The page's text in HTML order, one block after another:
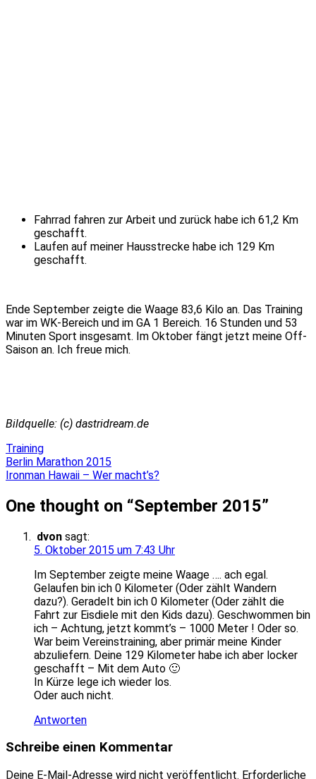
Fahrrad fahren zur Arbeit und zurück habe ich 61,2 Km
geschafft.
Laufen auf meiner Hausstrecke habe ich 129 Km
geschafft.
Ende September zeigte die Waage 83,6 Kilo an. Das Training
war im WK-Bereich und im GA 1 Bereich. 16 Stunden und 53
Minuten Sport insgesamt. Im Oktober fängt jetzt meine Off-
Saison an. Ich freue mich.
Bildquelle: (c) dastridream.de
Training
Beitragsnavigation
Berlin Marathon 2015
Ironman Hawaii – Wer macht’s?
One thought on “September 2015”
dvon sagt:
5. Oktober 2015 um 7:43 Uhr
Im September zeigte meine Waage …. ach egal.
Gelaufen bin ich 0 Kilometer (Oder zählt Wandern
dazu?). Geradelt bin ich 0 Kilometer (Oder zählt die
Fahrt zur Eisdiele mit den Kids dazu). Geschwommen bin
ich – Achtung, jetzt kommt’s – 1000 Meter ! Oder so.
War beim Vereinstraining, aber primär meine Kinder
abzuliefern. Deine 129 Kilometer habe ich aber locker
geschafft – Mit dem Auto 🙂
In Kürze lege ich wieder los.
Oder auch nicht.
Antworten
Schreibe einen Kommentar
Deine E-Mail-Adresse wird nicht veröffentlicht. Erforderliche